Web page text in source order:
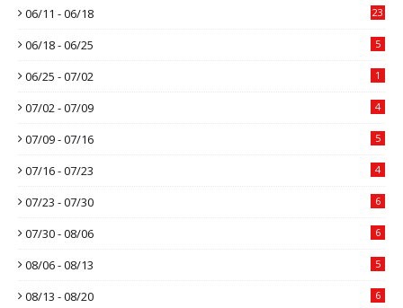
06/11 - 06/18 23
06/18 - 06/25 5
06/25 - 07/02 1
07/02 - 07/09 4
07/09 - 07/16 5
07/16 - 07/23 4
07/23 - 07/30 6
07/30 - 08/06 6
08/06 - 08/13 5
08/13 - 08/20 6